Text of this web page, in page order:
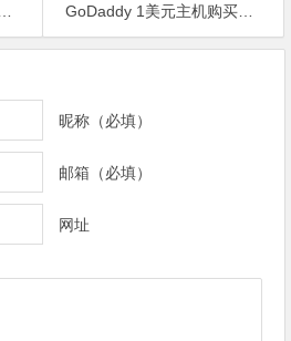
GoDaddy 1美元主机购买教程
昵称（必填）
邮箱（必填）
网址